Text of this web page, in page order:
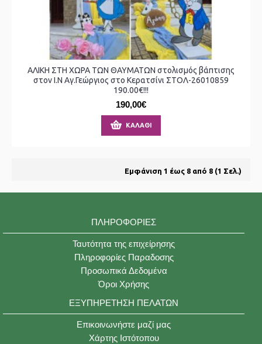
ΑΛΙΚΗ ΣΤΗ ΧΩΡΑ ΤΩΝ ΘΑΥΜΑΤΩΝ στολισμός βάπτισης
στον Ι.Ν Αγ.Γεώργιος στο Κερατσίνι ΣΤΟΛ-26010859
190.00€!!!
190,00€
ΚΑΛΆΘΙ
Εμφάνιση 1 έως 8 από 8 (1 Σελ.)
ΠΛΗΡΟΦΟΡΊΕΣ
Ταυτότητα της επιχείρησης
Πληροφορίες Παραδοσης
Προσωπικά Δεδομένα
Όροι Χρήσης
ΕΞΥΠΗΡΈΤΗΣΗ ΠΕΛΑΤΏΝ
Επικοινωνήστε μαζί μας
Χάρτης Ιστότοπου